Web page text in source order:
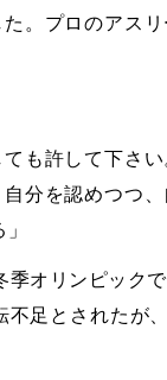
。プロのアス
も許して下さ
分を認めつつ
オリンピック
足とされたが、